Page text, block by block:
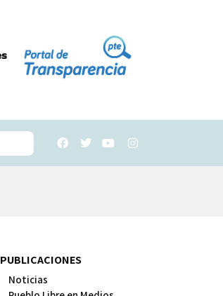
PUBLICACIONES
Noticias